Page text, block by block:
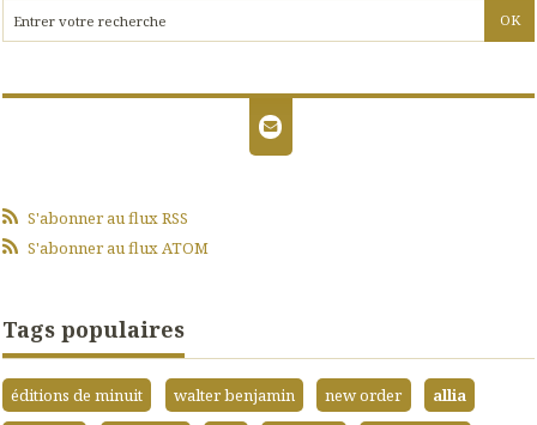
S'abonner au flux RSS
S'abonner au flux ATOM
Tags populaires
éditions de minuit walter benjamin new order
allia